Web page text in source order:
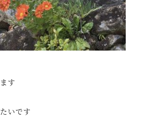
す
いです